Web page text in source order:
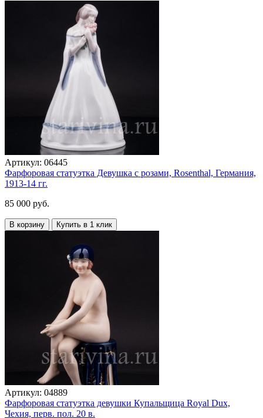
Артикул: 06445
Фарфоровая статуэтка Девушка с розами, Rosenthal, Германия,
1913-14 гг.
85 000 руб.
В корзину Купить в 1 клик
Артикул: 04889
Фарфоровая статуэтка девушки Купальщица Royal Dux,
Чехия, перв. пол. 20 в.